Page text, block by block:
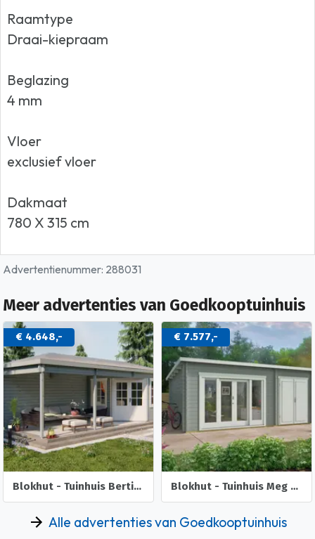
Raamtype
Draai-kiepraam
Beglazing
4 mm
Vloer
exclusief vloer
Dakmaat
780 X 315 cm
Advertentienummer: 288031
Meer advertenties van Goedkooptuinhuis
€ 4.648,-
Blokhut - Tuinhuis Bertil | 44 mm | vuren onbehandeld
€ 7.577,-
Blokhut - Tuinhuis Meg | 44 mm | onbehandeld
Alle advertenties van Goedkooptuinhuis